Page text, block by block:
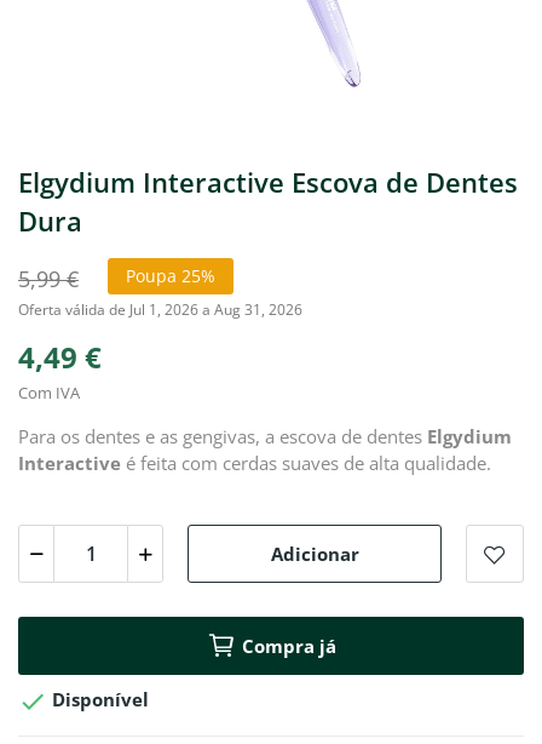
Elgydium Interactive Escova de Dentes
Dura
5,99 € Poupa 25%
Oferta válida de Jul 1, 2026 a Aug 31, 2026
4,49 €
Com IVA
Para os dentes e as gengivas, a escova de dentes Elgydium
Interactive é feita com cerdas suaves de alta qualidade.
Adicionar
Compra já
 Disponível